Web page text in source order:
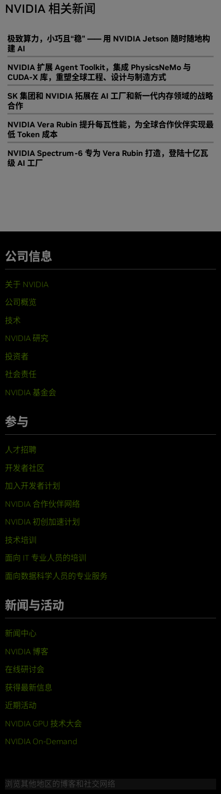
NVIDIA 相关新闻
极致算力，小巧且“稳” —— 用 NVIDIA Jetson 随时随地构
建 AI
NVIDIA 扩展 Agent Toolkit，集成 PhysicsNeMo 与
CUDA-X 库，重塑全球工程、设计与制造方式
SK 集团和 NVIDIA 拓展在 AI 工厂和新一代内存领域的战略
合作
NVIDIA Vera Rubin 提升每瓦性能，为全球合作伙伴实现最
低 Token 成本
NVIDIA Spectrum-6 专为 Vera Rubin 打造，登陆十亿瓦
级 AI 工厂
公司信息
关于 NVIDIA
公司概览
技术
NVIDIA 研究
投资者
社会责任
NVIDIA 基金会
参与
人才招聘
开发者社区
加入开发者计划
NVIDIA 合作伙伴网络
NVIDIA 初创加速计划
技术培训
面向 IT 专业人员的培训
面向数据科学人员的专业服务
新闻与活动
新闻中心
NVIDIA 博客
在线研讨会
获得最新信息
近期活动
NVIDIA GPU 技术大会
NVIDIA On-Demand
浏览其他地区的博客和社交网络